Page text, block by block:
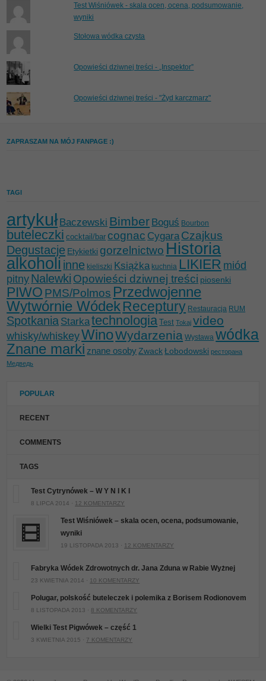
Test Wiśniówek - skala ocen, ocena, podsumowanie,
wyniki
Stołowa wódka czysta
Opowieści dziwnej treści - „Inspektor”
Opowieści dziwnej treści - "Żyd karczmarz"
ZAPRASZAM NA MÓJ FANPAGE :)
TAGI
artykułBaczewski Bimber Boguś Bourbon
buteleczki cocktail/bar cognac Cygara Czajkus
Degustacje Etykietki gorzelnictwo Historia
alkoholi inne kieliszki Książka kuchnia LIKIER miód
pitny Nalewki Opowieści dziwnej treści piosenki
PIWO PMS/Polmos Przedwojenne
Wytwórnie WódekReceptury Restauracja RUM
Spotkania Starkatechnologia Test Tokaj video
whisky/whiskeyWinoWydarzenia Wystawa wódka
Znane marki znane osoby Zwack Łobodowski ресторана
Медведь
POPULAR
RECENT
COMMENTS
TAGS
Test Cytrynówek – W Y N I K I
8 LIPCA 2014 · 12 KOMENTARZY
Test Wiśniówek – skala ocen, ocena, podsumowanie,
wyniki
19 LISTOPADA 2013 · 12 KOMENTARZY
Fabryka Wódek Zdrowotnych dr. Jana Zduna w Rabie Wyżnej
23 KWIETNIA 2014 · 10 KOMENTARZY
Polugar, polskość buteleczek i polemika z Borisem Rodionovem
8 LISTOPADA 2013 · 8 KOMENTARZY
Wielki Test Pigwówek – część 1
3 KWIETNIA 2015 · 7 KOMENTARZY